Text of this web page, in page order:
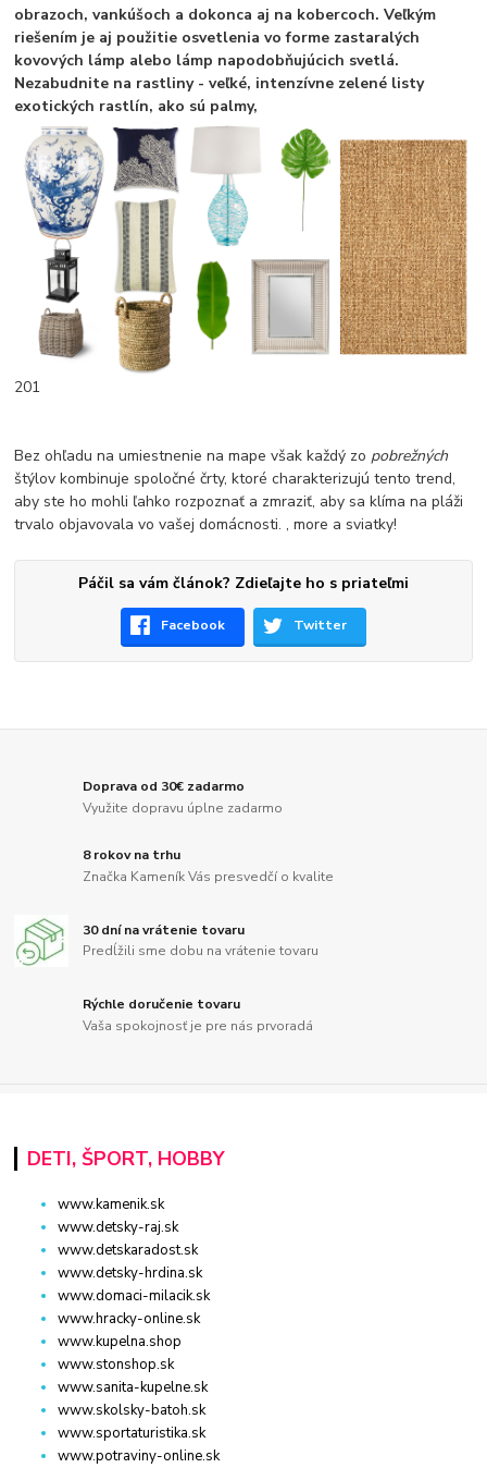
obrazoch, vankúšoch a dokonca aj na kobercoch. Veľkým
riešením je aj použitie osvetlenia vo forme zastaralých
kovových lámp alebo lámp napodobňujúcich svetlá.
Nezabudnite na rastliny - veľké, intenzívne zelené listy
exotických rastlín, ako sú palmy,
201
Bez ohľadu na umiestnenie na mape však každý zo pobrežných
štýlov kombinuje spoločné črty, ktoré charakterizujú tento trend,
aby ste ho mohli ľahko rozpoznať a zmraziť, aby sa klíma na pláži
trvalo objavovala vo vašej domácnosti. , more a sviatky!
Páčil sa vám článok? Zdieľajte ho s priateľmi
Facebook Twitter
Doprava od 30€ zadarmo
Využite dopravu úplne zadarmo
8 rokov na trhu
Značka Kameník Vás presvedčí o kvalite
30 dní na vrátenie tovaru
Predĺžili sme dobu na vrátenie tovaru
Rýchle doručenie tovaru
Vaša spokojnosť je pre nás prvoradá
DETI, ŠPORT, HOBBY
www.kamenik.sk
www.detsky-raj.sk
www.detskaradost.sk
www.detsky-hrdina.sk
www.domaci-milacik.sk
www.hracky-online.sk
www.kupelna.shop
www.stonshop.sk
www.sanita-kupelne.sk
www.skolsky-batoh.sk
www.sportaturistika.sk
www.potraviny-online.sk